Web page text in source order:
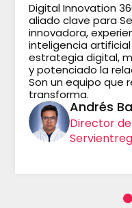
Digital Innovation
aliado clave para
innovadora,
inteligencia
estrategia digital,
y potenciado la
Son un equipo que
transforma.
Andrés
Director